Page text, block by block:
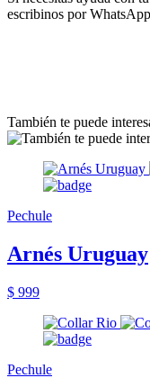
escribinos por
También te puede
Pechule
Arnés Uruguay
$ 999
Pechule